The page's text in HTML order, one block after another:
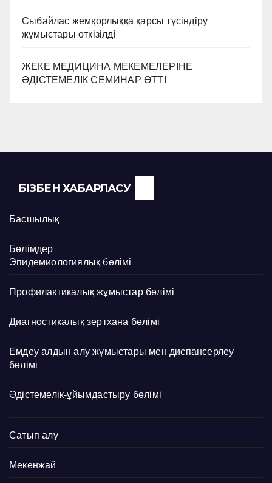
Сыбайлас жемқорлыққа қарсы түсіндіру
жұмыстары өткізілді
ЖЕКЕ МЕДИЦИНА МЕКЕМЕЛЕРІНЕ
ӘДІСТЕМЕЛІК СЕМИНАР ӨТТІ
БІЗБЕН ХАБАРЛАСУ
Басшылық
Бөлімдер
Эпидемиологиялық бөлімі
Профилактикалық жұмыстар бөлімі
Диагностикалық зертхана бөлімі
Емдеу алдын алу жұмыстары мен диспансерлеу
бөлімі
Әдістемелік-ұйымдастыру бөлімі
Сатып алу
Мекенжай